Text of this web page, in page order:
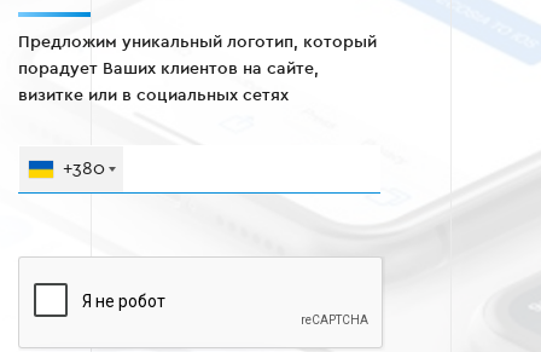
Предложим уникальный логотип, который
порадует Ваших клиентов на сайте,
визитке или в социальных сетях
+380